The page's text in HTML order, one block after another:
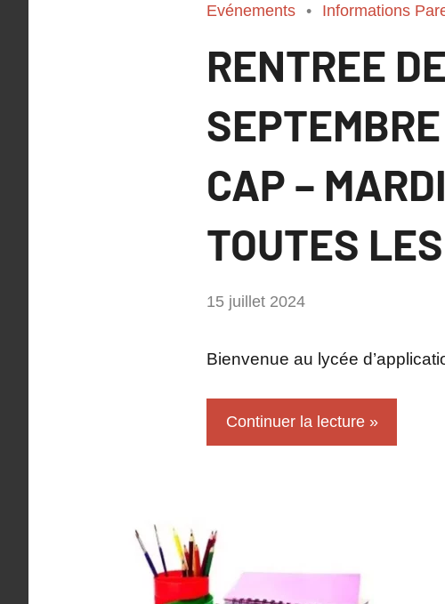
Evénements Informations
RENTREE
CAP –
TOUTES
par
SUCH
15 juillet 2024
Bienvenue au lycée
Continuer la lecture